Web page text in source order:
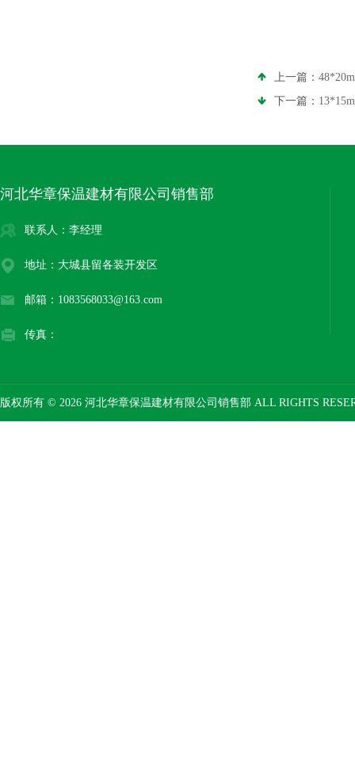
上一篇：
下一篇：
河北华章保温建材有限公司销售部
联系人：李经理
地址：大城县留各装开发区
邮箱：1083568033@163.com
传真：
版权所有 © 2026 河北华章保温建材有限公司销售部 ALL RIGHTS